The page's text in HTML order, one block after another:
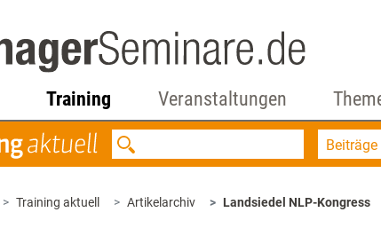
Training Veranstaltungen
Beiträge
Training aktuell Artikelarchiv Landsiedel NLP-Kongress